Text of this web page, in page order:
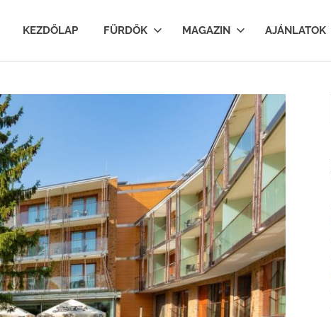
KEZDŐLAP FÜRDŐK MAGAZIN AJÁNLATOK